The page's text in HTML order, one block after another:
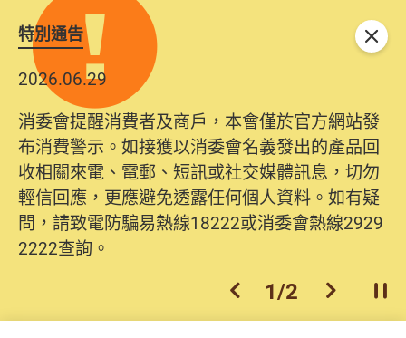
特別通告
2026.06.29
消委會提醒消費者及商戶，本會僅於官方網站發
布消費警示。如接獲以消委會名義發出的產品回
收相關來電、電郵、短訊或社交媒體訊息，切勿
輕信回應，更應避免透露任何個人資料。如有疑
問，請致電防騙易熱線18222或消委會熱線2929
2222查詢。
上一個
1/2 下一個開
關閉